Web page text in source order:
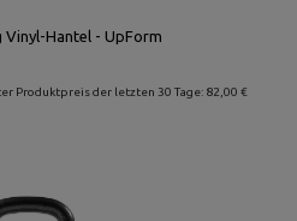
Vinyl-Hantel - UpForm
Produktpreis der letzten 30 Tage: 82,00 €